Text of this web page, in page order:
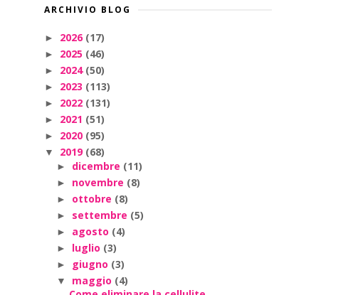
ARCHIVIO BLOG
► 2026 (17)
► 2025 (46)
► 2024 (50)
► 2023 (113)
► 2022 (131)
► 2021 (51)
► 2020 (95)
▼ 2019 (68)
► dicembre (11)
► novembre (8)
► ottobre (8)
► settembre (5)
► agosto (4)
► luglio (3)
► giugno (3)
▼ maggio (4)